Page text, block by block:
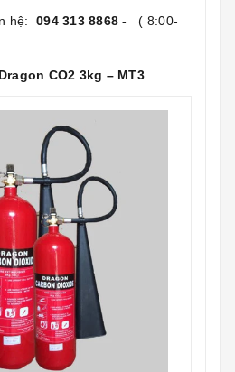
hệ: 094 313 8868 -
( 8:00-
CO2 3kg – MT3